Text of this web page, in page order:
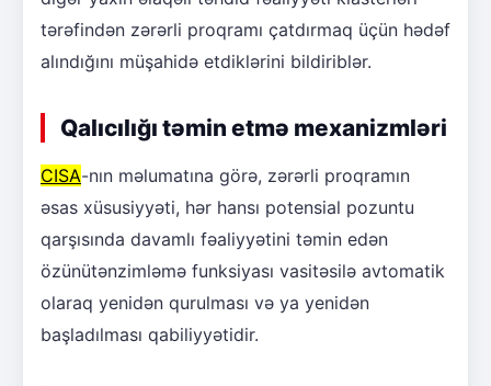
tərəfindən zərərli proqramı çatdırmaq üçün hədəf
alındığını müşahidə etdiklərini bildiriblər.
Qalıcılığı təmin etmə mexanizmləri
CISA-nın məlumatına görə, zərərli proqramın
əsas xüsusiyyəti, hər hansı potensial pozuntu
qarşısında davamlı fəaliyyətini təmin edən
özünütənzimləmə funksiyası vasitəsilə avtomatik
olaraq yenidən qurulması və ya yenidən
başladılması qabiliyyətidir.